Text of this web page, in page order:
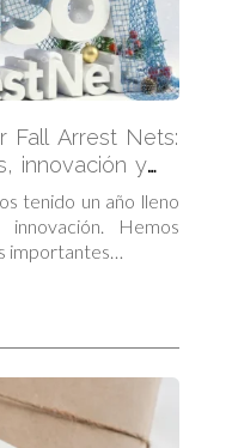
Fall Arrest Nets:
innovación y
la seguridad
tenido un año lleno
Hemos
importantes…